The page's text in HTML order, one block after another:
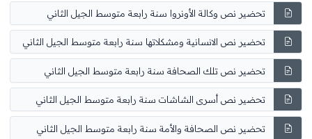
تحضير نص وكالة الأونروا سنة رابعة متوسط الجيل الثاني
تحضير نص الانسانية ومشكلاتها سنة رابعة متوسط الجيل الثاني
تحضير نص تلك الصحافة سنة رابعة متوسط الجيل الثاني
تحضير نص أسرى الشاشات سنة رابعة متوسط الجيل الثاني
تحضير نص الصحافة والأمة سنة رابعة متوسط الجيل الثاني